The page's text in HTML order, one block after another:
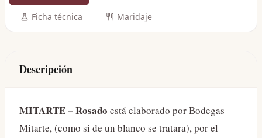
Ficha técnica Maridaje
Descripción
MITARTE – Rosado está elaborado por Bodegas
Mitarte, (como si de un blanco se tratara), por el